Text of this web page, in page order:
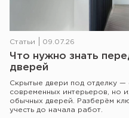
Статьи 09.07.26
Что нужно знать
дверей
Скрытые двери под отделку —
современных интерьеров, но
обычных дверей. Разберём
учесть до начала работ.